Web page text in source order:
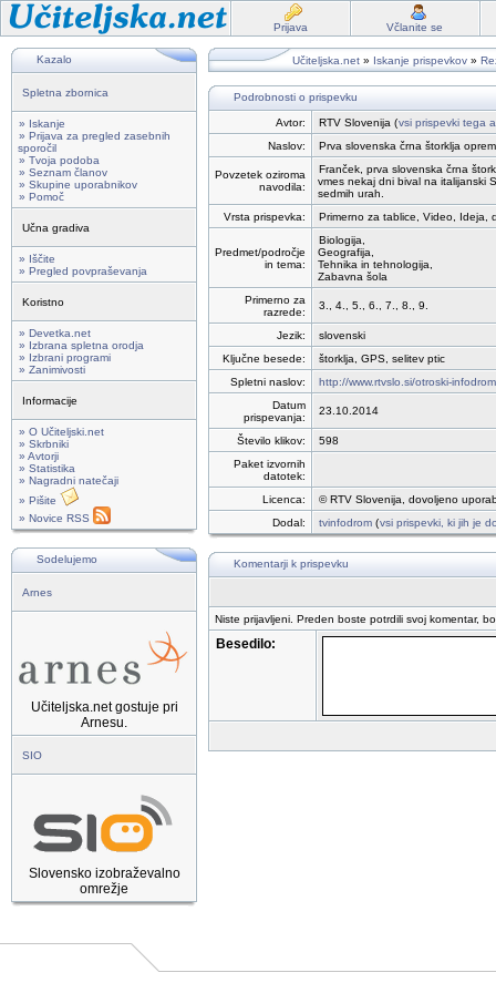
Prijava Včlanite se
Kazalo
Spletna zbornica
» Iskanje
» Prijava za pregled zasebnih
sporočil
» Tvoja podoba
» Seznam članov
» Skupine uporabnikov
» Pomoč
Učna gradiva
» Iščite
» Pregled povpraševanja
Koristno
» Devetka.net
» Izbrana spletna orodja
» Izbrani programi
» Zanimivosti
Informacije
» O Učiteljski.net
» Skrbniki
» Avtorji
» Statistika
» Nagradni natečaji
» Pišite
» Novice RSS
Sodelujemo
Arnes
Učiteljska.net gostuje pri
Arnesu.
SIO
Slovensko izobraževalno
omrežje
Učiteljska.net » Iskanje prispevkov »
Podrobnosti o prispevku
Avtor: RTV Slovenija (vsi prispevki tega
Naslov:
Prva slovenska črna štorklja
Povzetek oziroma
navodila:
Franček, prva slovenska črna
vmes nekaj dni bival na italijanski
sedmih urah.
Vrsta prispevka:
Primerno za tablice, Video, Ideja,
Predmet/področje
in tema:
Biologija,
Geografija,
Tehnika in tehnologija,
Zabavna šola
Primerno za
razrede:
3., 4., 5., 6., 7., 8., 9.
Jezik:
slovenski
Ključne besede:
štorklja, GPS, selitev ptic
Spletni naslov:
http://www.rtvslo.si/otroski-
Datum
prispevanja:
23.10.2014
Število klikov:
598
Paket izvornih
datotek:
Licenca:
© RTV Slovenija, dovoljeno
Dodal:
tvinfodrom (vsi prispevki, ki jih je
Komentarji k prispevku
Niste prijavljeni. Preden boste potrdili svoj komentar,
Besedilo: